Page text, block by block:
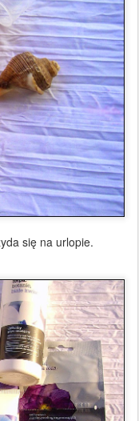
się na urlopie.